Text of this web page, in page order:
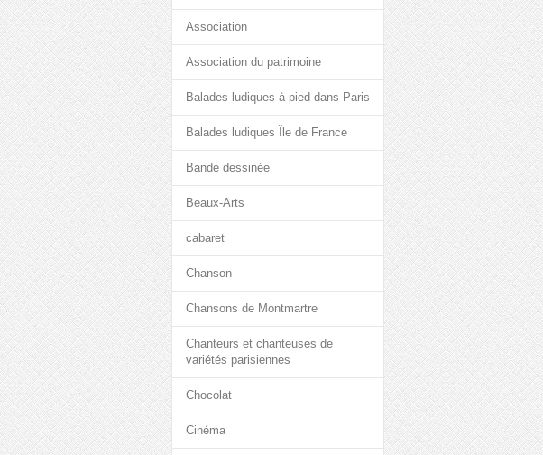
Association
Association du patrimoine
Balades ludiques à pied dans Paris
Balades ludiques Île de France
Bande dessinée
Beaux-Arts
cabaret
Chanson
Chansons de Montmartre
Chanteurs et chanteuses de
variétés parisiennes
Chocolat
Cinéma